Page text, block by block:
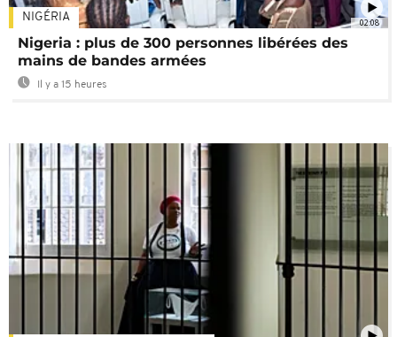
02:08
NIGÉRIA
Nigeria : plus de 300 personnes libérées des
mains de bandes armées
Il y a 15 heures